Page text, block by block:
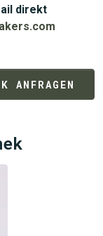
direkt
ANFRAGEN